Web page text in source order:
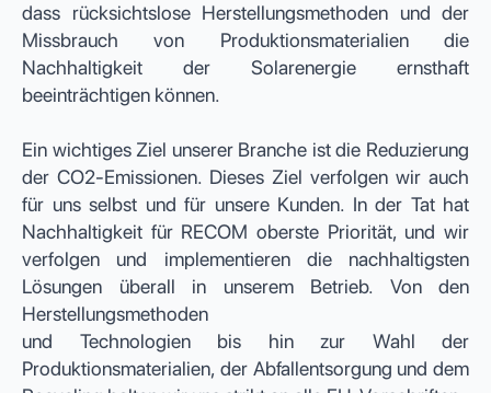
dass rücksichtslose Herstellungsmethoden und der
Missbrauch von Produktionsmaterialien die
Nachhaltigkeit der Solarenergie ernsthaft
beeinträchtigen können.
Ein wichtiges Ziel unserer Branche ist die Reduzierung
der CO2-Emissionen. Dieses Ziel verfolgen wir auch
für uns selbst und für unsere Kunden. In der Tat hat
Nachhaltigkeit für RECOM oberste Priorität, und wir
verfolgen und implementieren die nachhaltigsten
Lösungen überall in unserem Betrieb. Von den
Herstellungsmethoden
und Technologien bis hin zur Wahl der
Produktionsmaterialien, der Abfallentsorgung und dem